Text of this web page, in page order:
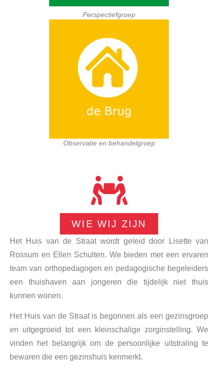
Perspectiefgroep
Observatie en behandelgroep
WIE WIJ ZIJN
Het Huis van de Straat wordt geleid door Lisette van
Rossum en Ellen Schulten. We bieden met een ervaren
team van orthopedagogen en pedagogische begeleiders
een thuishaven aan jongeren die tijdelijk niet thuis
kunnen wonen.
Het Huis van de Straat is begonnen als een gezinsgroep
en uitgegroeid tot een kleinschalige zorginstelling. We
vinden het belangrijk om de persoonlijke uitstraling te
bewaren die een gezinshuis kenmerkt.